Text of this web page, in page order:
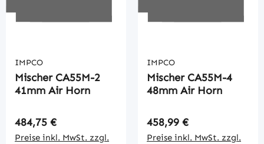
IMPCO
Mischer CA55M-2
41mm Air Horn
Regulärer Preis:
484,75 €
Preise inkl. MwSt. zzgl.
IMPCO
Mischer CA55M-4
48mm Air Horn
Regulärer Preis:
458,99 €
Preise inkl. MwSt. zzgl.